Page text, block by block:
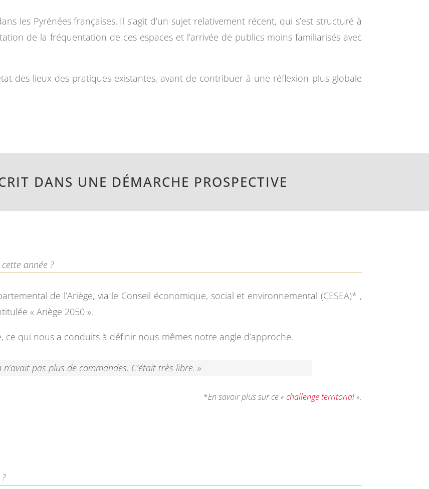
les Pyrénées françaises. Il s’agit d’un sujet relativement récent, qui s’est structuré à
de la fréquentation de ces espaces et l’arrivée de publics moins familiarisés avec
des lieux des pratiques existantes, avant de contribuer à une réflexion plus globale
DANS UNE DÉMARCHE PROSPECTIVE
année ?
de l’Ariège, via le Conseil économique, social et environnemental (CESEA)* ,
« Ariège 2050 ».
qui nous a conduits à définir nous-mêmes notre angle d’approche.
n’avait pas plus de commandes. C’était très libre. »
*En savoir plus sur ce «challenge territorial».